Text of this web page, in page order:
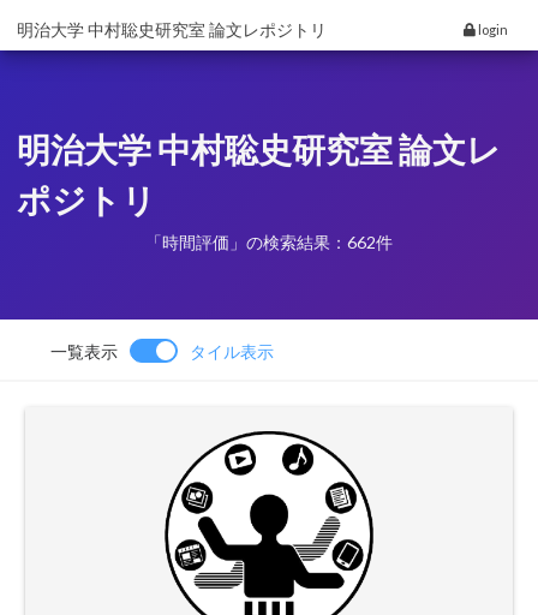
明治大学 中村聡史研究室 論文レポジトリ login
明治大学 中村聡史研究室 論文レ
ポジトリ
「時間評価」の検索結果：662件
一覧表示 タイル表示